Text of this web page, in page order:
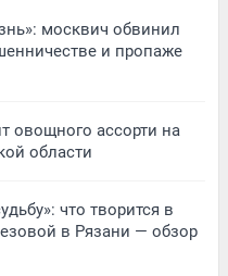
москвич обвинил
и пропаже
овощного ассорти на
области
что творится в
в Рязани — обзор